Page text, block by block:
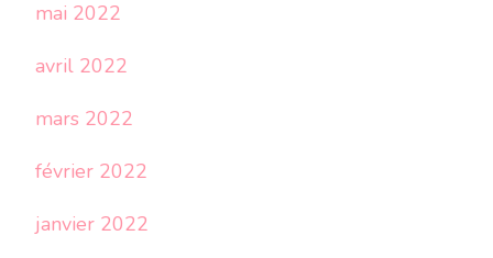
mai 2022
avril 2022
mars 2022
février 2022
janvier 2022